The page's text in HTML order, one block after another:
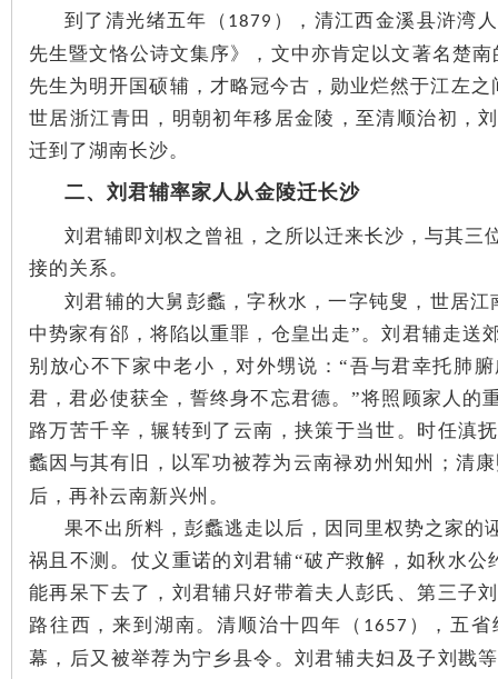
到了清光绪五年（ 1879 ），清江西金溪县浒湾
先生暨文恪公诗文集序》，文中亦肯定以文著名楚
先生为明开国硕辅，才略冠今古，勋业烂然于江左
世居浙江青田，明朝初年移居金陵，至清顺治初，
迁到了湖南长沙。
二、刘君辅率家人从金陵迁长沙
刘君辅即刘权之曾祖，之所以迁来长沙，与其三
接的关系。
刘君辅的大舅彭蠡，字秋水，一字钝叟，世居
中势家有郤，将陷以重罪，仓皇出走”。刘君辅走送
别放心不下家中老小，对外甥说：“吾与君幸托肺
君，君必使获全，誓终身不忘君德。”将照顾家人的
路万苦千辛，辗转到了云南，挟策于当世。时任滇
蠡因与其有旧，以军功被荐为云南禄劝州知州；清
后，再补云南新兴州。
果不出所料，彭蠡逃走以后，因同里权势之家的
祸且不测。仗义重诺的刘君辅“破产救解，如秋水公
能再呆下去了，刘君辅只好带着夫人彭氏、第三子
路往西，来到湖南。清顺治十四年（ 1657 ），五
幕，后又被举荐为宁乡县令。刘君辅夫妇及子刘戡